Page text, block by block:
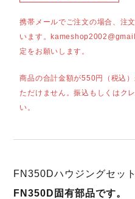
携帯メールでご注文の場合、注
います。
定をお願いします。
商品の合計金額が550円（税込
ただけません。振込もしくはク
い。
FN350Dハウジングセッ
FN350D固有部品です。